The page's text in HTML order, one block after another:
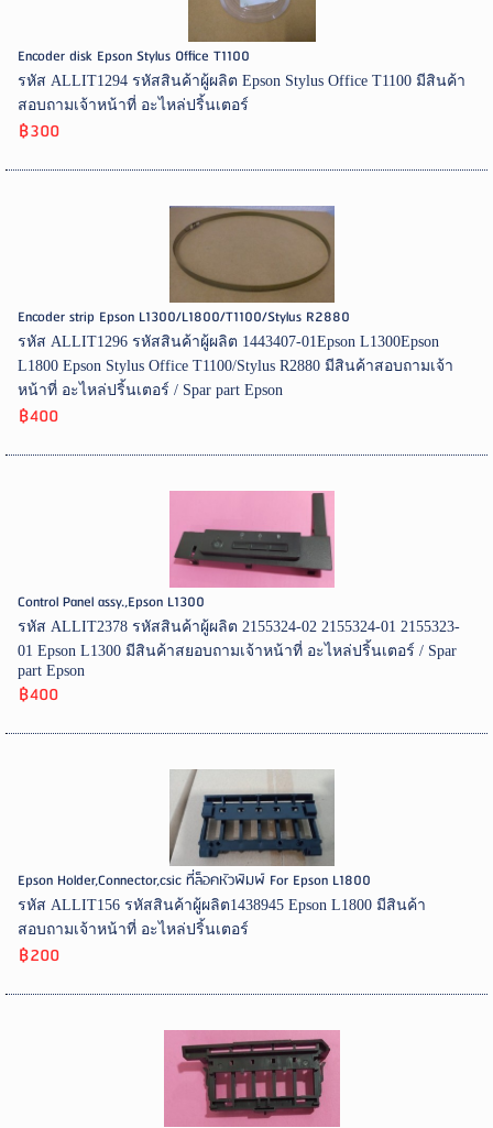
Encoder disk Epson Stylus Office T1100
รหัส ALLIT1294 รหัสสินค้าผู้ผลิต Epson Stylus Office T1100 มีสินค้า
สอบถามเจ้าหน้าที่ อะไหล่ปริ้นเตอร์
฿300
Encoder strip Epson L1300/L1800/T1100/Stylus R2880
รหัส ALLIT1296 รหัสสินค้าผู้ผลิต 1443407-01Epson L1300Epson
L1800 Epson Stylus Office T1100/Stylus R2880 มีสินค้าสอบถามเจ้า
หน้าที่ อะไหล่ปริ้นเตอร์ / Spar part Epson
฿400
Control Panel assy.,Epson L1300
รหัส ALLIT2378 รหัสสินค้าผู้ผลิต 2155324-02 2155324-01 2155323-
01 Epson L1300 มีสินค้าสยอบถามเจ้าหน้าที่ อะไหล่ปริ้นเตอร์ / Spar
part Epson
฿400
Epson Holder,Connector,csic ที่ล็อคหัวพิมพ์ For Epson L1800
รหัส ALLIT156 รหัสสินค้าผู้ผลิต1438945 Epson L1800 มีสินค้า
สอบถามเจ้าหน้าที่ อะไหล่ปริ้นเตอร์
฿200